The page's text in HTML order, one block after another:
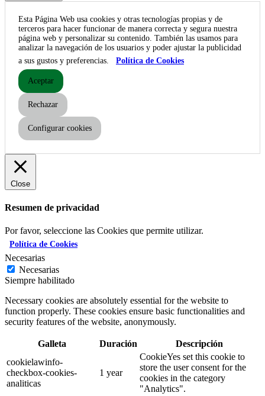
Esta Página Web usa cookies y otras tecnologías propias y de
terceros para hacer funcionar de manera correcta y segura nuestra
página web y personalizar su contenido. También las usamos para
analizar la navegación de los usuarios y poder ajustar la publicidad
a sus gustos y preferencias.
Política de Cookies
Aceptar
Rechazar
Configurar cookies
Close
Resumen de privacidad
Por favor, seleccione las Cookies que permite utilizar.
Política de Cookies
Necesarias
Necesarias
Siempre habilitado
Necessary cookies are absolutely essential for the website to
function properly. These cookies ensure basic functionalities and
security features of the website, anonymously.
Galleta Duración
Descripción
cookielawinfo-
checkbox-cookies-
analiticas
1 year
CookieYes set this cookie to
store the user consent for the
cookies in the category
"Analytics".